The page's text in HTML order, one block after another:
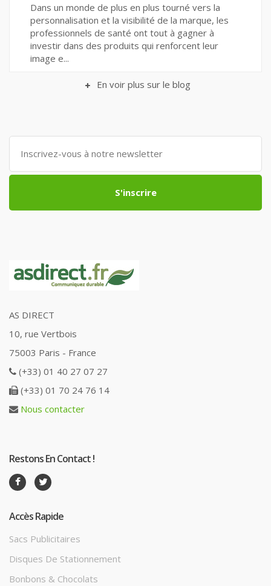
La sécurité routière est une priorité pour tous.
Que vous soyez piéton, cycliste, motocycliste, ou
automobiliste, il est essentiel de respecter les
consignes de sécurité pour protéger votre vi...
En voir plus sur le blog
S'inscrire
AS DIRECT
10, rue Vertbois
75003 Paris - France
(+33) 01 40 27 07 27
(+33) 01 70 24 76 14
Nous contacter
Restons En Contact !
Accès Rapide
Sacs Publicitaires
Disques De Stationnement
Bonbons & Chocolats